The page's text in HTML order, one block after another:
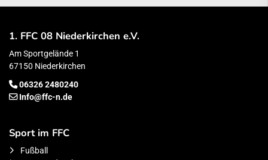
1. FFC 08 Niederkirchen e.V.
Am Sportgelände 1
67150 Niederkirchen
06326 2480240
Info@ffc-n.de
Sport im FFC
Fußball